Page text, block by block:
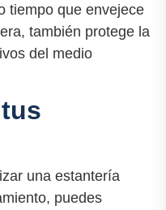
tiempo que envejece
también protege la
del medio
una estantería
puedes